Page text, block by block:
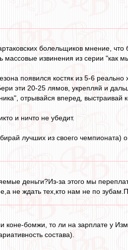
болельщиков мнение, что
массовые извинения из серии "как
появился костяк из 5-6 реально
эти 20-25 лямов, укрепляй и
отрывайся вперед, выстраивай
и ничто не убедит.
лучших из своего чемпионата)
деньги?Из-за этого мы
не ждать тех,кто нам не по
коне-бомжи, то ли на зарплате у
состава).